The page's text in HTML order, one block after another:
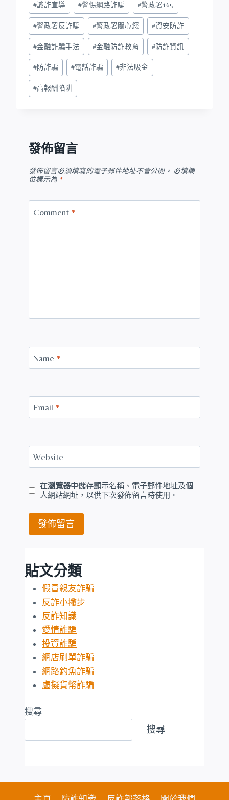
#識詐宣導 #警惕網路詐騙 #警政署165
#警政署反詐騙 #警政署關心您 #資安防詐
#金融詐騙手法 #金融防詐教育 #防詐資訊
#防詐騙 #電話詐騙 #非法吸金
#高報酬陷阱
發佈留言
發佈留言必須填寫的電子郵件地址不會公開。 必填欄
位標示為 *
Comment *
Name *
Email *
Website
在瀏覽器中儲存顯示名稱、電子郵件地址及個
人網站網址，以供下次發佈留言時使用。
貼文分類
假冒親友詐騙
反詐小撇步
反詐知識
愛情詐騙
投資詐騙
網店刷單詐騙
網路釣魚詐騙
虛擬貨幣詐騙
搜尋
搜尋